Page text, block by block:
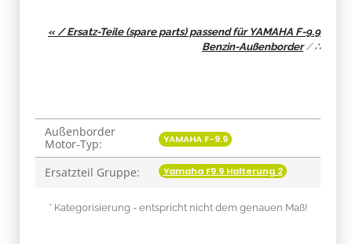
« / Ersatz-Teile (spare parts) passend für YAMAHA F-9.9
Benzin-Außenborder/∴
Produkteigenschaft
Wert
Außenborder
Motor-Typ:
YAMAHA F-9.9
Ersatzteil Gruppe: Yamaha F9.9 Halterung 2
* Kategorisierung - entspricht nicht dem genauen Maß!